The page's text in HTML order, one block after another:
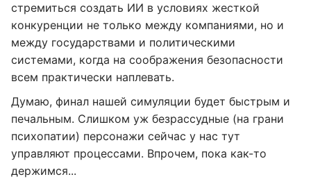
стремиться создать ИИ в условиях жесткой
конкуренции не только между компаниями, но и
между государствами и политическими
системами, когда на соображения безопасности
всем практически наплевать.
Думаю, финал нашей симуляции будет быстрым и
печальным. Слишком уж безрассудные (на грани
психопатии) персонажи сейчас у нас тут
управляют процессами. Впрочем, пока как-то
держимся...